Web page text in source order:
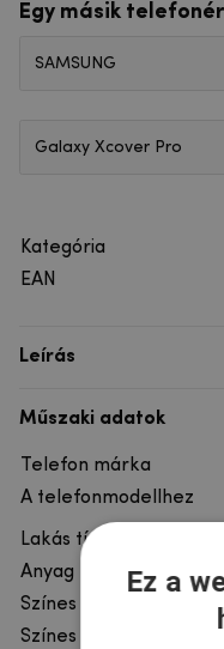
Egy másik
SAMSUNG
Galaxy Xcover Pro
Kategória
EAN
Leírás
Műszaki adatok
Telefon márka
A telefonmodellhez
Lakás típusa
Anyag
Színes
Színes motívum
Ez a